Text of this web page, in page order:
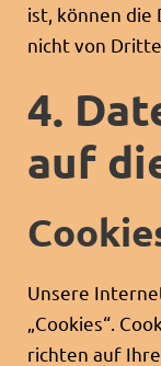
ist, können die
nicht von
4.
auf
Unsere
„Cookies“.
richten auf